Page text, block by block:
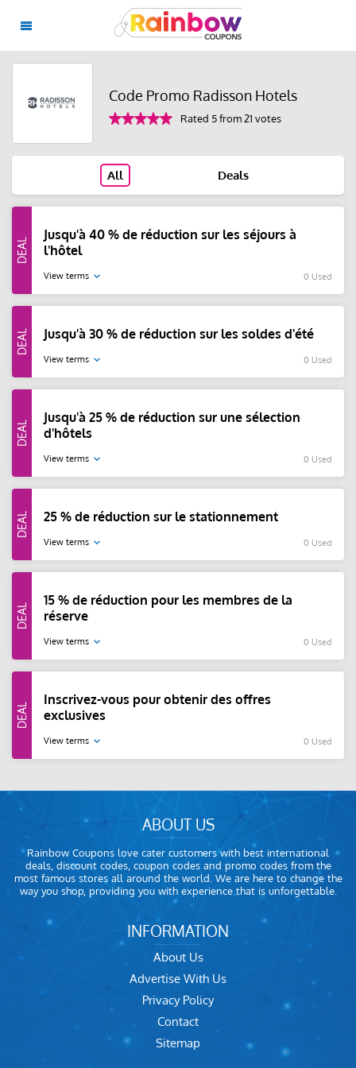
Code Promo Radisson Hotels
Rated 5 from 21 votes
All Deals
Jusqu'à 40 % de réduction sur les séjours à
l'hôtel
View terms 0 Used
Jusqu'à 30 % de réduction sur les soldes d'été
View terms 0 Used
Jusqu'à 25 % de réduction sur une sélection
d'hôtels
View terms 0 Used
25 % de réduction sur le stationnement
View terms 0 Used
15 % de réduction pour les membres de la
réserve
View terms 0 Used
Inscrivez-vous pour obtenir des offres
exclusives
View terms 0 Used
ABOUT US
Rainbow Coupons love cater customers with best international
deals, discount codes, coupon codes and promo codes from the
most famous stores all around the world. We are here to change the
way you shop, providing you with experience that is unforgettable.
INFORMATION
About Us
Advertise With Us
Privacy Policy
Contact
Sitemap